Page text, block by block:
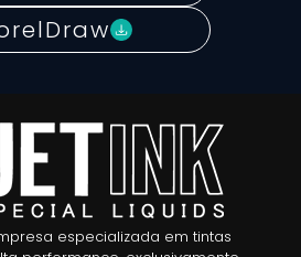
especializada em tintas